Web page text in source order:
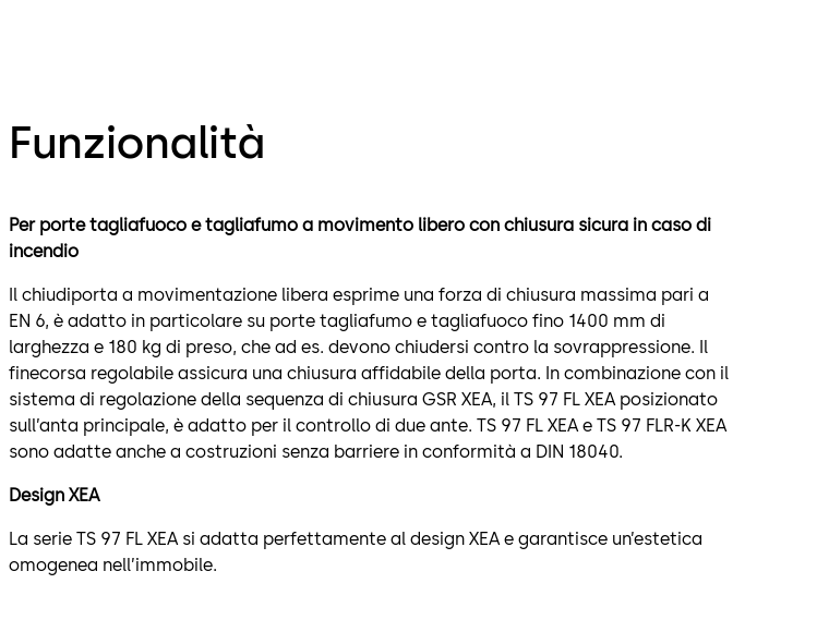
Funzionalità
Per porte tagliafuoco e tagliafumo a movimento libero con chiusura sicura in caso di
incendio
Il chiudiporta a movimentazione libera esprime una forza di chiusura massima pari a
EN 6, è adatto in particolare su porte tagliafumo e tagliafuoco fino 1400 mm di
larghezza e 180 kg di preso, che ad es. devono chiudersi contro la sovrappressione. Il
finecorsa regolabile assicura una chiusura affidabile della porta. In combinazione con il
sistema di regolazione della sequenza di chiusura GSR XEA, il TS 97 FL XEA posizionato
sull’anta principale, è adatto per il controllo di due ante. TS 97 FL XEA e TS 97 FLR-K XEA
sono adatte anche a costruzioni senza barriere in conformità a DIN 18040.
Design XEA
La serie TS 97 FL XEA si adatta perfettamente al design XEA e garantisce un’estetica
omogenea nell’immobile.